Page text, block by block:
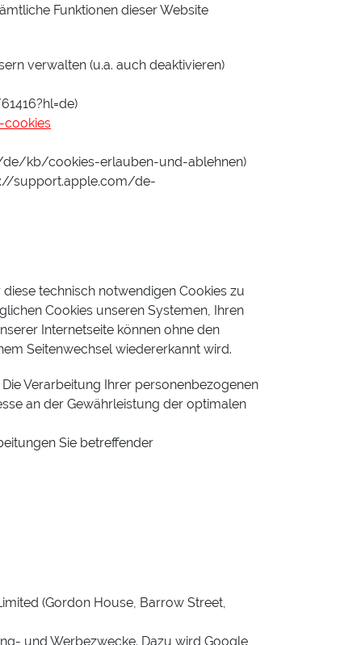
Funktionen dieser Website
verwalten (u.a. auch deaktivieren)
kb/cookies-erlauben-und-ablehnen)
support.apple.com/de-
technisch notwendigen Cookies zu
Cookies unseren Systemen, Ihren
Internetseite können ohne den
Seitenwechsel wiedererkannt wird.
Verarbeitung Ihrer personenbezogenen
an der Gewährleistung der optimalen
Sie betreffender
(Gordon House, Barrow Street,
und Werbezwecke. Dazu wird Google